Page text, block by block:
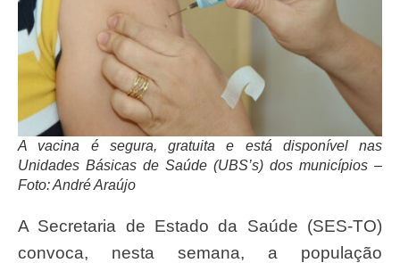
A vacina é segura, gratuita e está disponível nas
Unidades Básicas de Saúde (UBS’s) dos municípios –
Foto: André Araújo
A Secretaria de Estado da Saúde (SES-TO)
convoca, nesta semana, a população